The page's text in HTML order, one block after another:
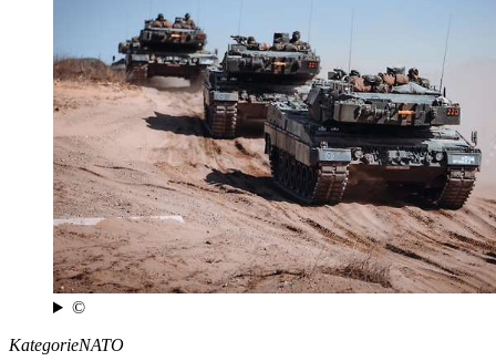
©
KategorieNATO